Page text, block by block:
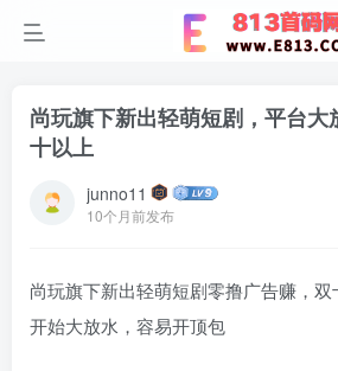
尚玩旗下新出轻萌短剧，平台
十以上
junno11
10个月前发布
尚玩旗下新出轻萌短剧零撸广告赚，
开始大放水，容易开顶包